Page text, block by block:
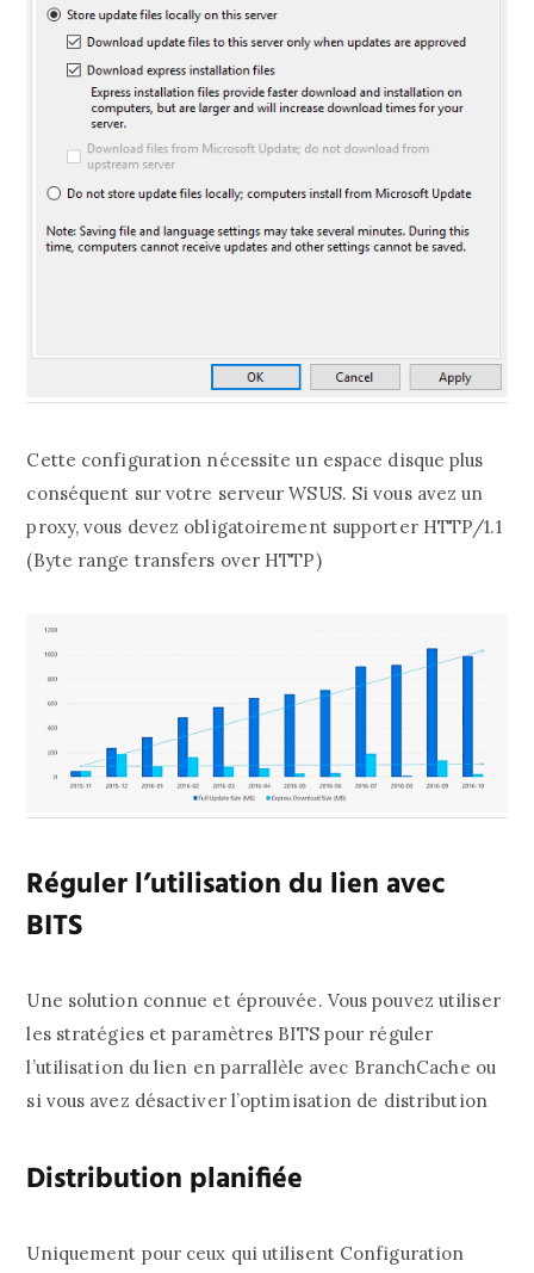
Cette configuration nécessite un espace disque plus
conséquent sur votre serveur WSUS. Si vous avez un
proxy, vous devez obligatoirement supporter HTTP/1.1
(Byte range transfers over HTTP)
Réguler l’utilisation du lien avec
BITS
Une solution connue et éprouvée. Vous pouvez utiliser
les stratégies et paramètres BITS pour réguler
l’utilisation du lien en parrallèle avec BranchCache ou
si vous avez désactiver l’optimisation de distribution
Distribution planifiée
Uniquement pour ceux qui utilisent Configuration